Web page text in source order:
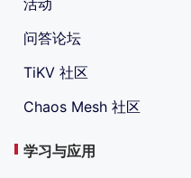
活动
问答论坛
TiKV 社区
Chaos Mesh 社区
学习与应用